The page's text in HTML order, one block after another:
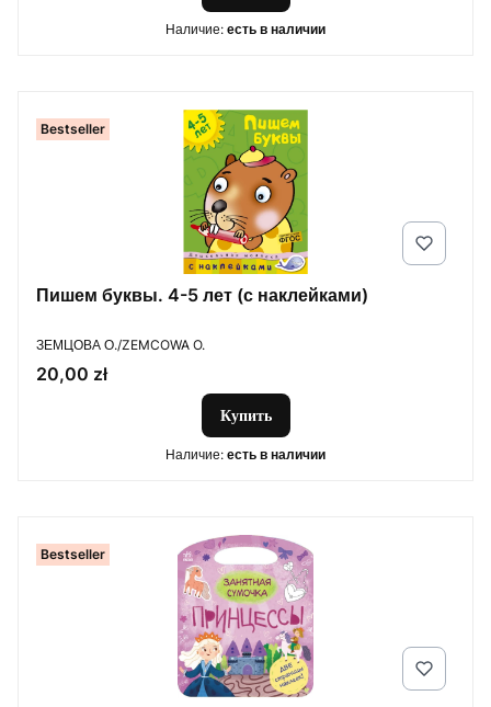
Наличие: есть в наличии
Bestseller
Пишем буквы. 4-5 лет (с наклейками)
ПРОИЗВОДИТЕЛЬ
ЗЕМЦОВА О./ZEMCOWA O.
Цена
20,00 zł
Купить
Наличие: есть в наличии
Bestseller